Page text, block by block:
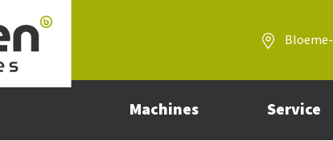
Machines Service